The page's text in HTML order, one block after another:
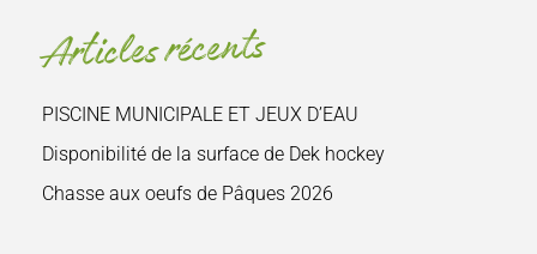
Articles récents
PISCINE MUNICIPALE ET JEUX D’EAU
Disponibilité de la surface de Dek hockey
Chasse aux oeufs de Pâques 2026